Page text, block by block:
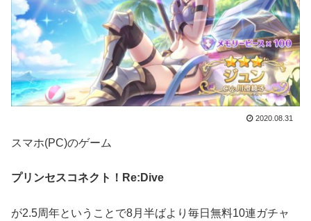
2020.08.31
スマホ(PC)のゲーム
プリンセスコネクト！Re:Dive
が2.5周年ということで8月半ばより毎日無料10連ガチャ